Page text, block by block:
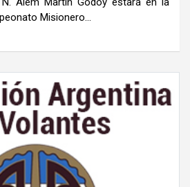
Misionero…